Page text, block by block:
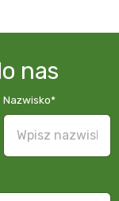
nas
Nazwisko*